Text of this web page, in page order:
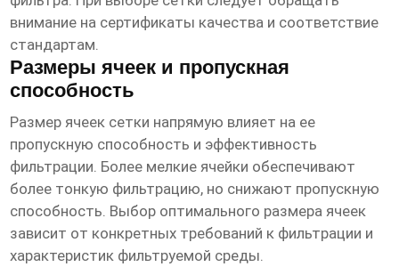
внимание на сертификаты качества и соответствие
стандартам.
Размеры ячеек и пропускная
способность
Размер ячеек сетки напрямую влияет на ее
пропускную способность и эффективность
фильтрации. Более мелкие ячейки обеспечивают
более тонкую фильтрацию, но снижают пропускную
способность. Выбор оптимального размера ячеек
зависит от конкретных требований к фильтрации и
характеристик фильтруемой среды.